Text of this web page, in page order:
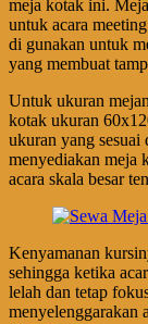
meja kotak ini.
untuk acara
di gunakan untuk
yang membuat
Untuk ukuran
kotak ukuran
ukuran yang sesuai
menyediakan meja
acara skala besar
Kenyamanan
sehingga ketika
lelah dan tetap
menyelenggarakan